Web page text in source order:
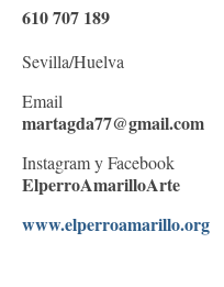
Contáctanos
Profesionales
Actividades para socias
610 707 189
Sevilla/Huelva
Email
martagda77@gmail.com
Instagram y Facebook
ElperroAmarilloArte
www.elperroamarillo.org